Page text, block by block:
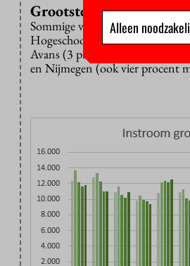
Grootste hogescholen
Sommige van de grote
Hogeschool Rotterdam (7
Avans (3 procent minder), de
en Nijmegen (ook vier procent
Alleen